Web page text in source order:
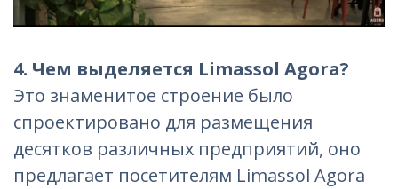
4. Чем выделяется Limassol Agora?
Это знаменитое строение было
спроектировано для размещения
десятков различных предприятий, оно
предлагает посетителям Limassol Agora